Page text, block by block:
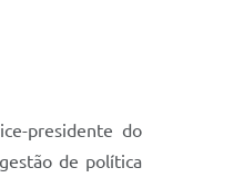
presidente do
de política